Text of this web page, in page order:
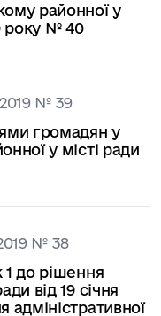
районної у
року № 40
№ 39
громадян у
у місті ради
№ 38
1 до рішення
від 19 січня